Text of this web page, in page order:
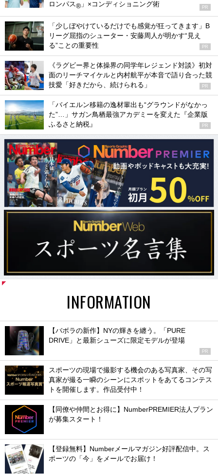
ロンパス® 」×コンディショニング術 PR
「少しぼやけているだけでも感覚が狂ってきます」B
リーグ屈指のシューター・安藤周人が明かす“見え
る”ことの重要性
PR
《ラグビー界と体操界の同学年レジェンド対談》初対
面のリーチマイケルと内村航平が本音で語り合った競
技愛「好きだから、続けられる」
PR
「バイエルン移籍の逸材輩出も“グラウンドがなかっ
た”…」サガン鳥栖最強アカデミーを変えた『企業版
ふるさと納税』
PR
INFORMATION
【バボラの新作】NYの輝きを纏う。「PURE
DRIVE」と最新シューズに限定モデルが登場
PR
スポーツの現場で撮影する機会のある写真家、その写
真家が撮る一瞬のシーンにスポットをあてるコンテス
トを開催します。作品受付中！
【同僚や仲間とお得に】NumberPREMIER法人プラン
が募集スタート！
【登録無料】Numberメールマガジン好評配信中。ス
ポーツの「今」をメールでお届け！